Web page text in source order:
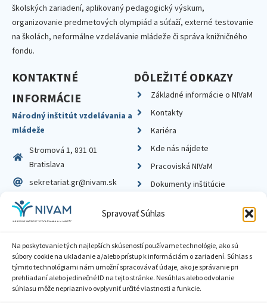
Spravovať Súhlas
Na poskytovanie tých najlepších skúseností používame technológie, ako sú
súbory cookie na ukladanie a/alebo prístup k informáciám o zariadení. Súhlas s
týmito technológiami nám umožní spracovávať údaje, ako je správanie pri
prehliadaní alebo jedinečné ID na tejto stránke. Nesúhlas alebo odvolanie
súhlasu môže nepriaznivo ovplyvniť určité vlastnosti a funkcie.
školských zariadení, aplikovaný pedagogický výskum,
organizovanie predmetových olympiád a súťaží, externé testovanie
na školách, neformálne vzdelávanie mládeže či správa knižničného
fondu.
KONTAKTNÉ
INFORMÁCIE
Národný inštitút vzdelávania a
mládeže
Stromová 1, 831 01
Bratislava
sekretariat.gr@nivam.sk
IČO: 00164348
DIČ: 2020798714
DÔLEŽITÉ ODKAZY
Základné informácie o NIVaM
Kontakty
Kariéra
Kde nás nájdete
Pracoviská NIVaM
Dokumenty inštitúcie
Zásady ochrany súkromia